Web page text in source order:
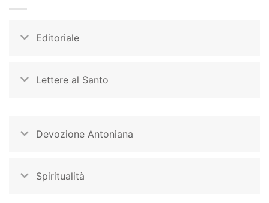
Editoriale
Lettere al Santo
Devozione Antoniana
Spiritualità